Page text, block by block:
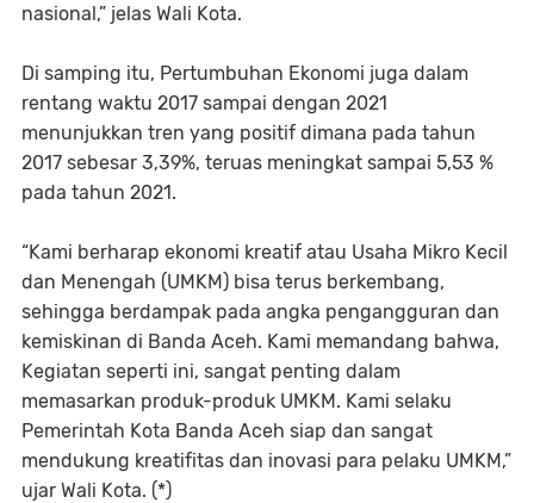
nasional,” jelas Wali Kota.
Di samping itu, Pertumbuhan Ekonomi juga dalam
rentang waktu 2017 sampai dengan 2021
menunjukkan tren yang positif dimana pada tahun
2017 sebesar 3,39%, teruas meningkat sampai 5,53 %
pada tahun 2021.
“Kami berharap ekonomi kreatif atau Usaha Mikro Kecil
dan Menengah (UMKM) bisa terus berkembang,
sehingga berdampak pada angka pengangguran dan
kemiskinan di Banda Aceh. Kami memandang bahwa,
Kegiatan seperti ini, sangat penting dalam
memasarkan produk-produk UMKM. Kami selaku
Pemerintah Kota Banda Aceh siap dan sangat
mendukung kreatifitas dan inovasi para pelaku UMKM,”
ujar Wali Kota. (*)